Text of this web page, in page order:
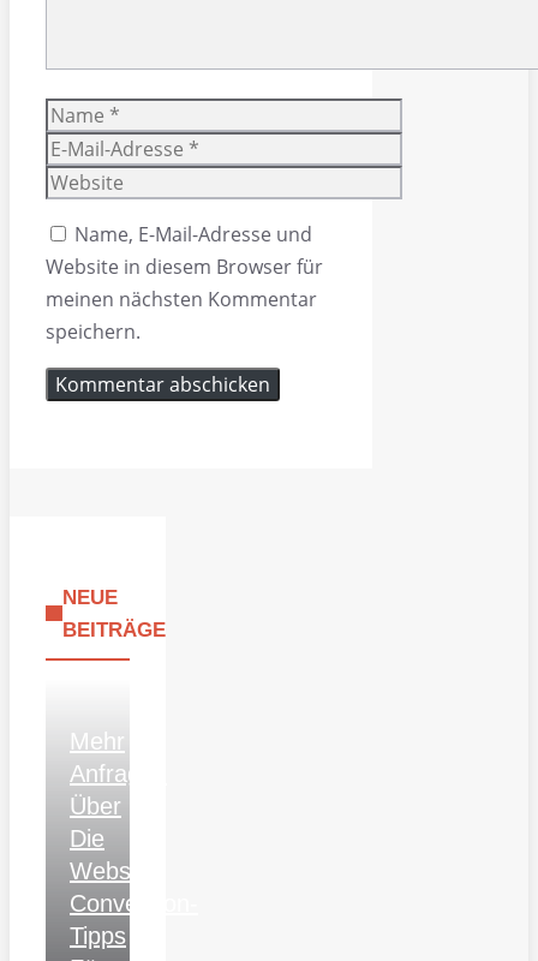
Name
E-
Mail-
Website
Name, E-Mail-Adresse und
Website in diesem Browser für
meinen nächsten Kommentar
speichern.
NEUE
BEITRÄGE
Mehr
Anfragen
Über
Die
Website:
Conversion-
Tipps